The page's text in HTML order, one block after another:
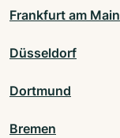
Frankfurt am Main
Düsseldorf
Dortmund
Bremen